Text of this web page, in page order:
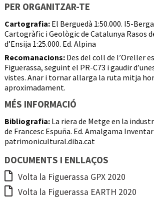
PER ORGANITZAR-TE
Cartografia: El Berguedà 1:50.000. I5-
Cartogràfic i Geològic de Catalunya Rasos
d’Ensija 1:25.000. Ed. Alpina
Recomanacions: Des del coll de l’Oreller
Figuerassa, seguint el PR-C73 i gaudir
vistes. Anar i tornar allarga la ruta mitja
aproximadament.
MÉS INFORMACIÓ
Bibliografia: La riera de Metge en la
de Francesc Espuña. Ed. Amalgama
patrimonicultural.diba.cat
DOCUMENTS I ENLLAÇOS
Volta la Figuerassa GPX 2020
Volta la Figuerassa EARTH 2020